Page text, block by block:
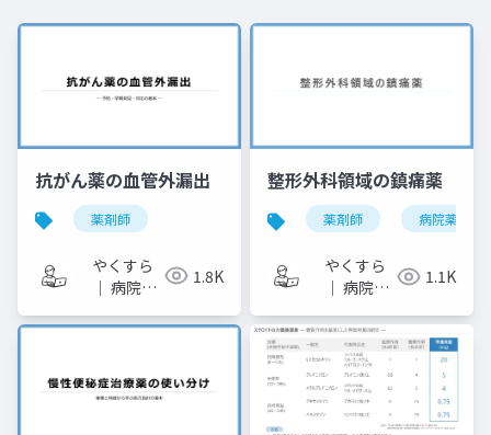
抗がん薬の血管外漏出
薬剤師
やくすら
｜ 病院薬
ライドメ
1.8K
整形外科領域の鎮痛薬
薬剤師 病院薬剤師
やくすら
｜ 病院薬
ライドメ
モ
1.1K